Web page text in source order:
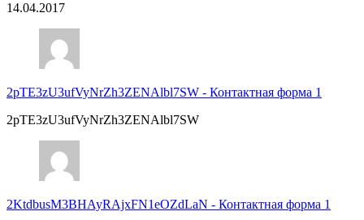
14.04.2017
2pTE3zU3ufVyNrZh3ZENAlbl7SW - Контактная форма 1
2pTE3zU3ufVyNrZh3ZENAlbl7SW
2KtdbusM3BHAyRAjxFN1eOZdLaN - Контактная форма 1